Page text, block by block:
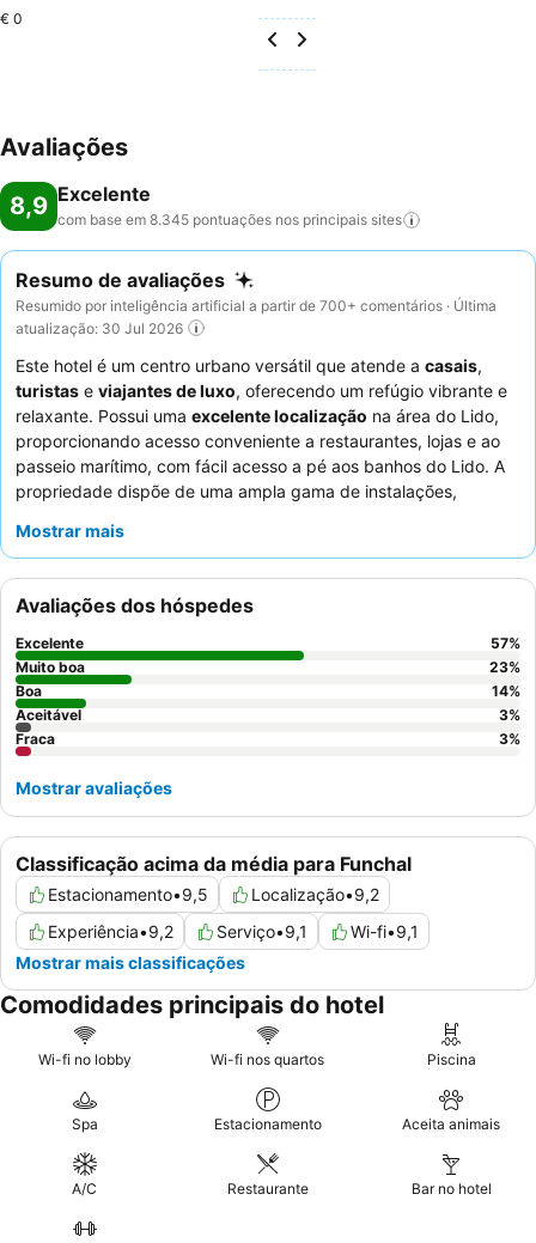
€ 0
Avaliações
8,9 Excelente
com base em 8.345 pontuações nos principais sites
Resumo de avaliações
Resumido por inteligência artificial a partir de 700+ comentários · Última
atualização: 30 Jul 2026
Este hotel é um centro urbano versátil que atende a casais,
turistas e viajantes de luxo, oferecendo um refúgio vibrante e
relaxante. Possui uma excelente localização na área do Lido,
proporcionando acesso conveniente a restaurantes, lojas e ao
passeio marítimo, com fácil acesso a pé aos banhos do Lido. A
propriedade dispõe de uma ampla gama de instalações,
do que o habitual, um ginásio bem equipado e um
excecional
staff e serviço
abordagem proativa, e realçam o extenso e variado
pequeno-almoço
com uma popular estação de omeletes. Para
uma experiência aprimorada, considere solicitar um quarto com
vista para o mar
Mostrar mais
Classificação acima da média para Funchal
Estacionamento•9,5 Localização•9,2
Experiência•9,2 Serviço•9,1 Wi-fi•9,1
Mostrar mais classificações
Avaliações dos hóspedes
Excelente 57%
Muito boa
23%
Boa
14%
Aceitável
3%
Fraca
3%
Mostrar avaliações
Comodidades principais do hotel
Wi-fi no lobby Wi-fi nos quartos Piscina
Spa Estacionamento Aceita animais
A/C Restaurante Bar no hotel